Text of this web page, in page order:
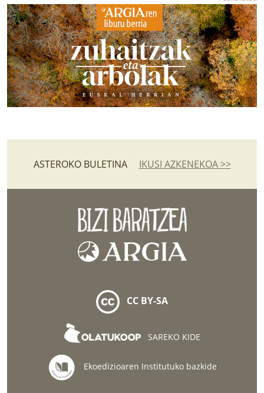
ASTEROKO BULETINA IKUSI AZKENEKOA >>
CC BY-SA
SAREKO KIDE
Ekoedizioaren Institutuko bazkide